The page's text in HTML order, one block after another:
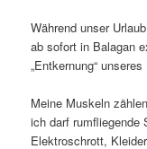
Während unser
ab sofort in Balagan
„Entkernung“
Meine Muskeln
ich darf rumfliegende
Elektroschrott,